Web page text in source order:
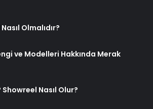
Olmalıdır?
ve Modelleri Hakkında Merak
Nasıl Olur?